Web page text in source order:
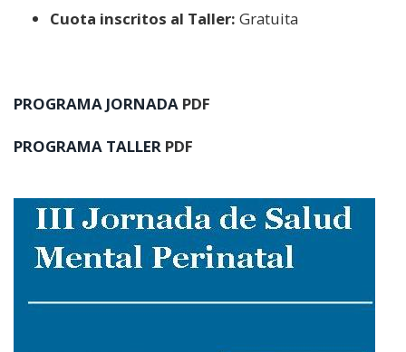
Cuota inscritos al Taller: Gratuita
PROGRAMA JORNADA PDF
PROGRAMA TALLER PDF